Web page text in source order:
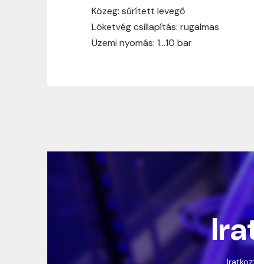
Közeg: sűrített levegő
Löketvég csillapítás: rugalmas
Üzemi nyomás: 1…10 bar